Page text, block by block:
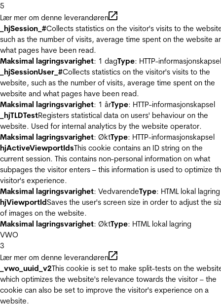
5
Lær mer om denne leverandøren
_hjSession_#Collects statistics on the visitor's visits to the
such as the number of visits, average time spent on the website
what pages have been read.
Maksimal lagringsvarighet: 1 dagType: HTTP-informasjonskapsel
_hjSessionUser_#Collects statistics on the visitor's visits to the
website, such as the number of visits, average time spent on the
website and what pages have been read.
Maksimal lagringsvarighet: 1 årType: HTTP-informasjonskapsel
_hjTLDTestRegisters statistical data on users' behaviour on the
website. Used for internal analytics by the website operator.
Maksimal lagringsvarighet: ØktType: HTTP-informasjonskapsel
hjActiveViewportIdsThis cookie contains an ID string on the
current session. This contains non-personal information on what
subpages the visitor enters – this information is used to optimize
visitor's experience.
Maksimal lagringsvarighet: VedvarendeType: HTML lokal lagring
hjViewportIdSaves the user's screen size in order to adjust the
of images on the website.
Maksimal lagringsvarighet: ØktType: HTML lokal lagring
VWO
3
Lær mer om denne leverandøren
_vwo_uuid_v2This cookie is set to make split-tests on the
which optimizes the website's relevance towards the visitor – the
cookie can also be set to improve the visitor's experience on a
website.